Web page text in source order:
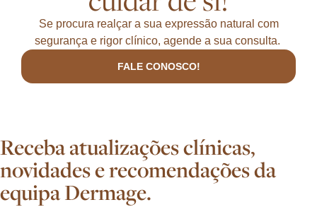
Se procura realçar a sua expressão natural com
segurança e rigor clínico, agende a sua consulta.
FALE CONOSCO!
Receba atualizações clínicas,
novidades e recomendações da
equipa Dermage.